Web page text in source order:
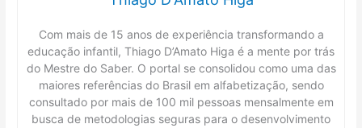
Com mais de 15 anos de experiência transformando a
educação infantil, Thiago D’Amato Higa é a mente por trás
do Mestre do Saber. O portal se consolidou como uma das
maiores referências do Brasil em alfabetização, sendo
consultado por mais de 100 mil pessoas mensalmente em
busca de metodologias seguras para o desenvolvimento